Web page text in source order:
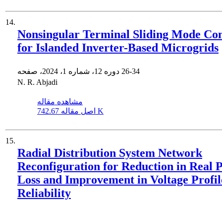
14.
Nonsingular Terminal Sliding Mode
for Islanded Inverter-Based Microgrids
26-34
N. R. Abjadi
مشاهده مقاله
اصل مقاله 742.67 K
15.
Radial Distribution System Network
Reconfiguration for Reduction in Real
Loss and Improvement in Voltage
Reliability